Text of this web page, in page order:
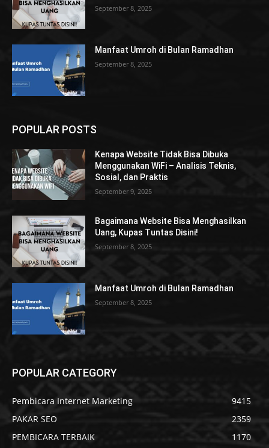
September 8, 2025
Manfaat Umroh di Bulan Ramadhan
September 8, 2025
POPULAR POSTS
Kenapa Website Tidak Bisa Dibuka
Menggunakan WiFi – Analisis Teknis,
Sosial, dan Praktis
September 9, 2025
Bagaimana Website Bisa Menghasilkan
Uang, Kupas Tuntas Disini!
September 8, 2025
Manfaat Umroh di Bulan Ramadhan
September 8, 2025
POPULAR CATEGORY
Pembicara Internet Marketing
9415
PAKAR SEO
2359
PEMBICARA TERBAIK
1170